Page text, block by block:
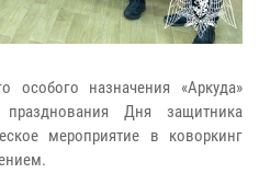
особого назначения «Аркуда»
Дня защитника
мероприятие в коворкинг